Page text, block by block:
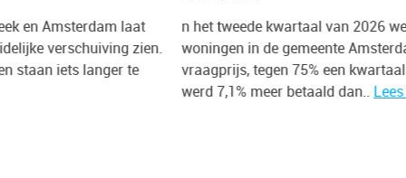
n het tweede kwartaal van 2026 werd 78% van alle
woningen in de gemeente Amsterdam verkocht boven de
vraagprijs, tegen 75% een kwartaal eerder. Gemiddeld
werd 7,1% meer betaald dan..Lees meer